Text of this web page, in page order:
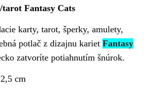
Fantasy Cats
karty, tarot, šperky, amulety,
potlač z dizajnu karietFantasy
zatvoríte potiahnutím šnúrok.
cm